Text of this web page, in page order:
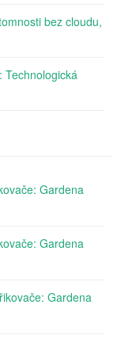
bez cloudu,
Technologická
Gardena
Gardena
Gardena